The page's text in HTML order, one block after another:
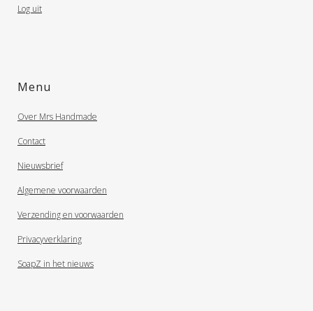
Log uit
Menu
Over Mrs Handmade
Contact
Nieuwsbrief
Algemene voorwaarden
Verzending en voorwaarden
Privacyverklaring
SoapZ in het nieuws